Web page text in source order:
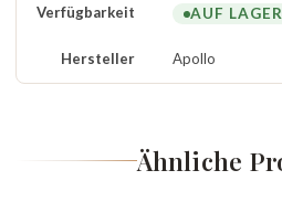
Verfügbarkeit AUF LAGER
Hersteller Apollo
Ähnliche